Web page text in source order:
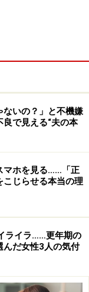
体的に案じる50
とかなる」と楽
待のスイッチ」
なく“夫婦関係
ないの？」と不機嫌
で見える“夫の本
マホを見る……「正
こじらせる本当の理
ライラ……更年期の
んだ女性3人の気付